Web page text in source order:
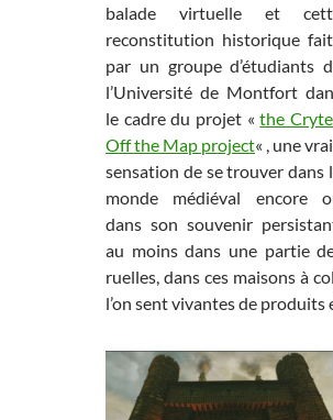
balade virtuelle et
reconstitution historique
par un groupe d’étudiants
l’Université de Montfort
le cadre du projet «the
Off the Map project« , une
sensation de se trouver dans
monde médiéval encore
dans son souvenir
au moins dans une partie
ruelles, dans ces maisons à
l’on sent vivantes de produits